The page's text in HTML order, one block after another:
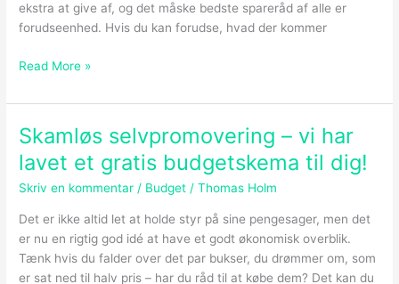
ekstra at give af, og det måske bedste spareråd af alle er
forudseenhed. Hvis du kan forudse, hvad der kommer
Read More »
Skamløs selvpromovering – vi har
lavet et gratis budgetskema til dig!
Skriv en kommentar / Budget /Thomas Holm
Det er ikke altid let at holde styr på sine pengesager, men det
er nu en rigtig god idé at have et godt økonomisk overblik.
Tænk hvis du falder over det par bukser, du drømmer om, som
er sat ned til halv pris – har du råd til at købe dem? Det kan du
Skamløs
selvpromovering
–
vi